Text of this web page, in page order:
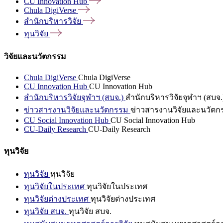
Chula DigiVerse
สำนักบริหารวิจัย
ทุนวิจัย
วิจัยและนวัตกรรม
Chula DigiVerse Chula DigiVerse
CU Innovation Hub CU Innovation Hub
สำนักบริหารวิจัยจุฬาฯ (สบจ.) สำนักบริหารวิจัยจุฬาฯ (สบจ
ข่าวสารงานวิจัยและนวัตกรรม ข่าวสารงานวิจัยและนวัตก
CU Social Innovation Hub CU Social Innovation Hub
CU-Daily Research CU-Daily Research
ทุนวิจัย
ทุนวิจัย ทุนวิจัย
ทุนวิจัยในประเทศ ทุนวิจัยในประเทศ
ทุนวิจัยต่างประเทศ ทุนวิจัยต่างประเทศ
ทุนวิจัย สบจ. ทุนวิจัย สบจ.